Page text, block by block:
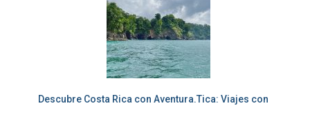
Descubre Costa Rica con Aventura.Tica: Viajes con